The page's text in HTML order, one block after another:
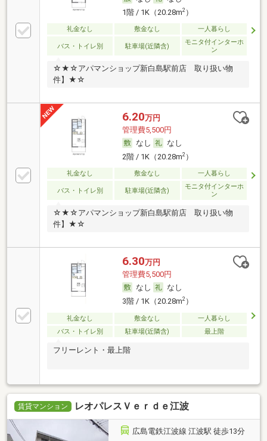
1階 / 1K（20.28m2）
礼金なし 敷金なし 一人暮らし
バス・トイレ別 駐車場(近隣含)
モニタ付インターホ
ン
☆★☆アパマンショップ新白島駅前店 取り扱い物
件】★☆
6.20万円
管理費5,500円
なし
なし
2階 / 1K（20.28m2）
礼金なし 敷金なし 一人暮らし
バス・トイレ別 駐車場(近隣含)
モニタ付インターホ
ン
☆★☆アパマンショップ新白島駅前店 取り扱い物
件】★☆
6.30万円
管理費5,500円
なし
なし
3階 / 1K（20.28m2）
礼金なし 敷金なし
一人暮らし
バス・トイレ別
駐車場(近隣含) 最上階
フリーレント・最上階
賃貸マンション レオパレスＶｅｒｄｅ江波
広島電鉄江波線 江波駅 徒歩13分